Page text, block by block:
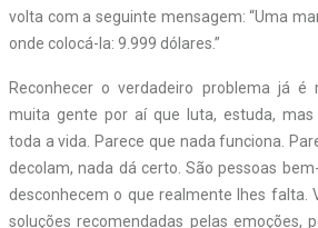
volta com a seguinte mensagem: “Uma
onde colocá-la: 9.999 dólares.”
Reconhecer o verdadeiro problema já é
muita gente por aí que luta, estuda,
toda a vida. Parece que nada funciona.
decolam, nada dá certo. São pessoas
desconhecem o que realmente lhes falta.
soluções recomendadas pelas emoções,